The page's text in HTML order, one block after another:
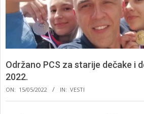
Održano PCS za starije dečake i
2022.
ON: 15/05/2022 IN: VESTI